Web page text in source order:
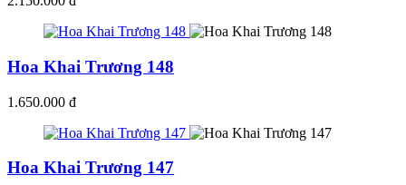
Hoa Khai Trương 148
1.650.000 đ
Hoa Khai Trương 147